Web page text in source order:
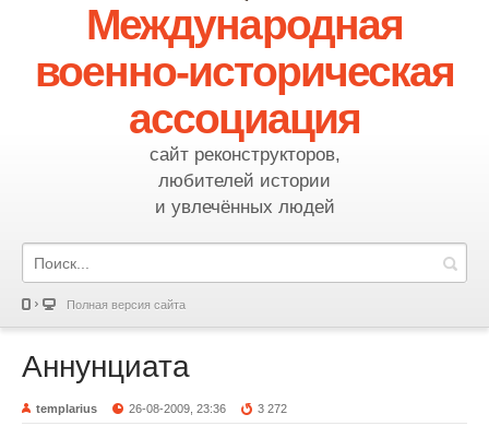
Международная
военно-историческая
ассоциация
сайт реконструкторов,
любителей истории
и увлечённых людей
Полная версия сайта
Аннунциата
templarius 26-08-2009, 23:36 3 272